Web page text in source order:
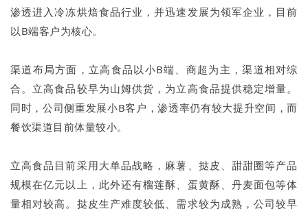
渗透进入冷冻烘焙食品行业，并迅速发展为领军企业，目前
以B端客户为核心。
渠道布局方面，立高食品以小B端、商超为主，渠道相对综
合。立高食品较早为山姆供货，为立高食品提供稳定增量。
同时，公司侧重发展小B客户，渗透率仍有较大提升空间，而
餐饮渠道目前体量较小。
立高食品目前采用大单品战略，麻薯、挞皮、甜甜圈等产品
规模在亿元以上，此外还有榴莲酥、蛋黄酥、丹麦面包等体
量相对较高。挞皮生产难度较低、需求较为成熟，公司较早